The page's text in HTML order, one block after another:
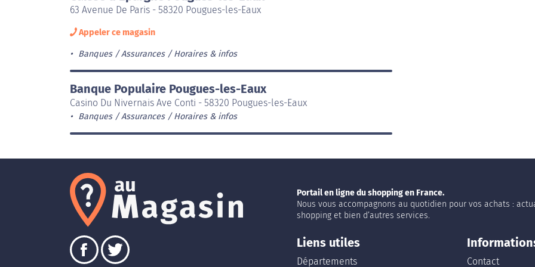
63 Avenue De Paris - 58320 Pougues-les-Eaux
Appeler ce magasin
Banques / Assurances Horaires & infos
Banque Populaire Pougues-les-Eaux
Casino Du Nivernais Ave Conti - 58320 Pougues-les-Eaux
Banques / Assurances Horaires & infos
Portail en ligne du shopping en France.
Nous vous accompagnons au quotidien pour vos achats :
shopping et bien d’autres services.
Liens utiles
Départements Contact